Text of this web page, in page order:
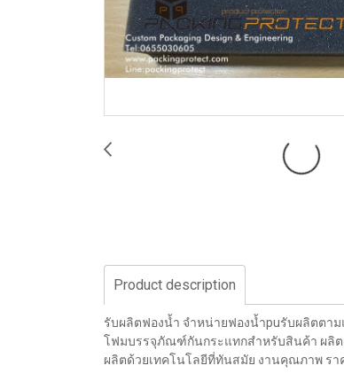
Product description
รับผลิตฟองน้ำ จำหน่ายฟองน้ำpuรับผลิตตา
โฟมบรรจุภัณฑ์กันกระแทกสำหรับสินค้า ผลิต
ผลิตด้วยเทคโนโลยีที่ทันสมัย งานคุณภาพ รา